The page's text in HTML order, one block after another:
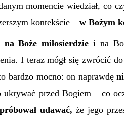
momencie wiedział, co
kontekście – w Bożym
na Boże miłosierdzie i na
I teraz mógł się zwrócić
bardzo mocno: on naprawdę
ukrywać przed Bogiem – co
udawać, że jego